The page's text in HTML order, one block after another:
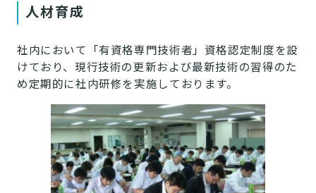
人材育成
社内において「有資格専門技術者」資格認定制度を設
けており、現行技術の更新および最新技術の習得のた
め定期的に社内研修を実施しております。